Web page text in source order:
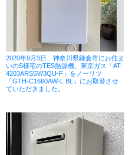
2020年9月3日、神奈川県鎌倉市にお住ま
いのS様宅のTES熱源機、東京ガス「AT-
4203ARSSW3QU-F」をノーリツ
「GTH-C1660AW-L BL」にお取替させ
ていただきました。